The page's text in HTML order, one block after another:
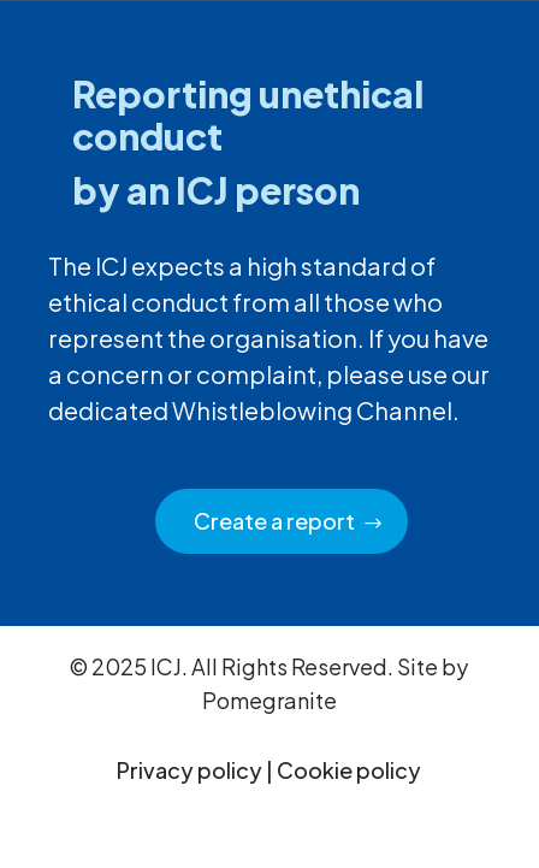
Reporting unethical
conduct
by an ICJ person
The ICJ expects a high standard of
ethical conduct from all those who
represent the organisation. If you have
a concern or complaint, please use our
dedicated Whistleblowing Channel.
Create a report
© 2025 ICJ. All Rights Reserved. Site by
Pomegranite
Privacy policy | Cookie policy